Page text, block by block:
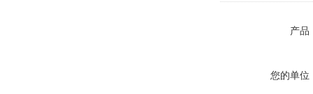
产品
您的单位